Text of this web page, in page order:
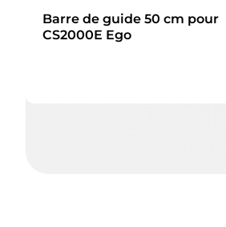
Barre de guide 50 cm pour
CS2000E Ego